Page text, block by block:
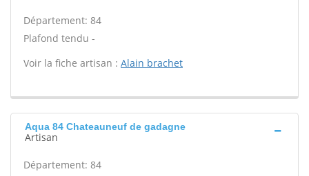
Département: 84
Plafond tendu -
Voir la fiche artisan : Alain brachet
Aqua 84 Chateauneuf de gadagne
Artisan
Département: 84